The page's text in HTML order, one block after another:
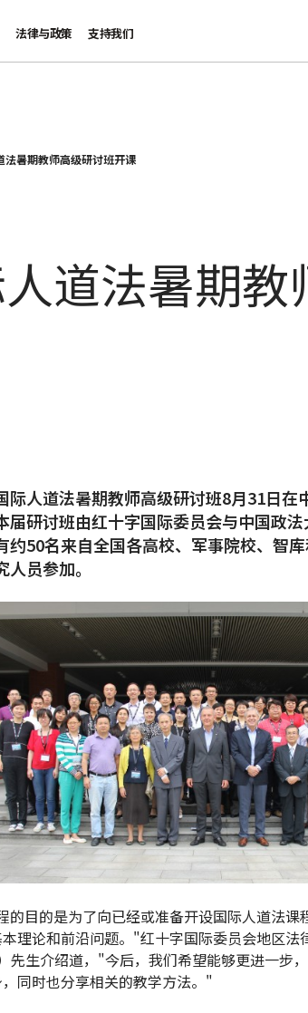
法律与政策 支持我们
法暑期教师高级研讨班开课
道法暑期
际人道法暑期教师高级研讨班8月31日在
届研讨班由红十字国际委员会与中国政
约50名来自全国各高校、军事院校、智
员参加。
的目的是为了向已经或准备开设国际人道法课
理论和前沿问题。"红十字国际委员会地区
先生介绍道，"今后，我们希望能够更进一步
同时也分享相关的教学方法。"